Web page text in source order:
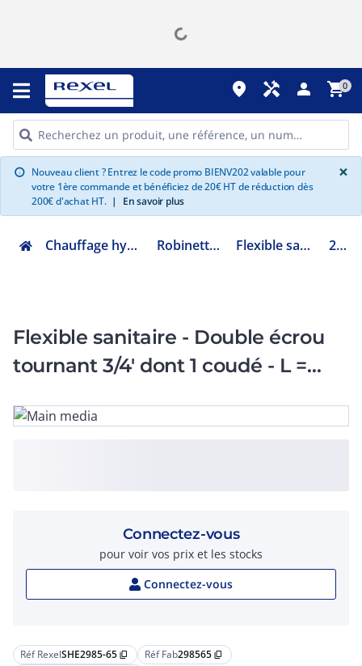
place handyman person shopping_cart0
info Nouveau client ? Entrez le code promo BIENV202 valable pour
votre 1ère commande et bénéficiez de 20€ HT de réduction dès
200€ d'achat HT. | En savoir plus
×
Chauffage hydraulique et plomberie Robinetterie de bâtiment Flexible sanitaire et chauffage 298565
Flexible sanitaire - Double écrou
tournant 3/4' dont 1 coudé - L =
Réf RexelSHE2985-65 content_copy Réf Fab298565 content_copy
Connectez-vous
pour voir vos prix et les stocks
Connectez-vous